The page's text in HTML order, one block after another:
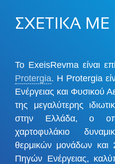
ΣΧΕΤΙΚΑ
Το ExeisRevma είναι
Protergia. Η Protergia
Ενέργειας και Φυσικού
της μεγαλύτερης
στην Ελλάδα, ο
χαρτοφυλάκιο
θερμικών μονάδων
Πηγών Ενέργειας,